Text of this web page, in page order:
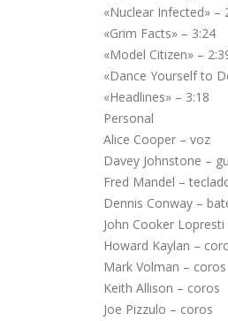
«Nuclear Infected» –
«Grim Facts» – 3:24
«Model Citizen» –
«Dance Yourself to
«Headlines» – 3:18
Personal
Alice Cooper – voz
Davey Johnstone –
Fred Mandel –
Dennis Conway –
John Cooker
Howard Kaylan –
Mark Volman – coros
Keith Allison – coros
Joe Pizzulo – coros